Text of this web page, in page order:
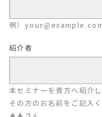
例）
紹介者
本セミナーを貴方へ紹介
その方のお名前をご記入